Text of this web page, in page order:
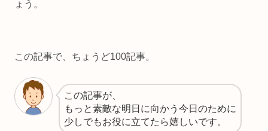
ょう。
この記事で、ちょうど100記事。
この記事が、
もっと素敵な明日に向かう今日のために
少しでもお役に立てたら嬉しいです。